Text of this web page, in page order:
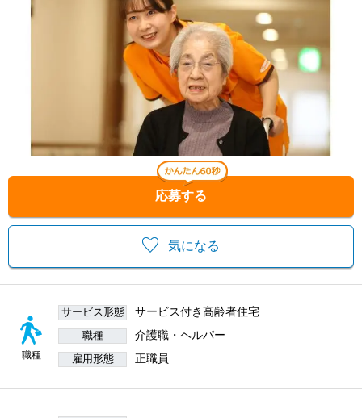
気になる
応募する
職種
サービス形態 サービス付き高齢者住宅
職種 介護職・ヘルパー
雇用形態 正職員